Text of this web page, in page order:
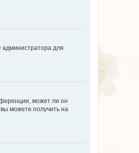
администратора для
может ли он
можете получить на